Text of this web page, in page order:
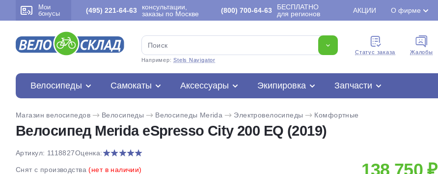
Мои
бонусы
(495) 221-64-63
консультации,
заказы по Москве
(800) 700-64-63
БЕСПЛАТНО
для регионов
АКЦИИ О фирме
Например:Stels Navigator
Cтатус заказа Жалобы
Велосипеды Самокаты Аксессуары Экипировка Запчасти
Магазин велосипедов Велосипеды Велосипеды Merida Электровелосипеды Комфортные
Велосипед Merida eSpresso City 200 EQ (2019)
Артикул: 1118827Оценка:
Снят с производства(нет в наличии) 138 750 ₽